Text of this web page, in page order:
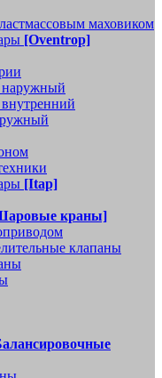
маховиком
[Oventrop]
[Itap]
краны]
клапаны